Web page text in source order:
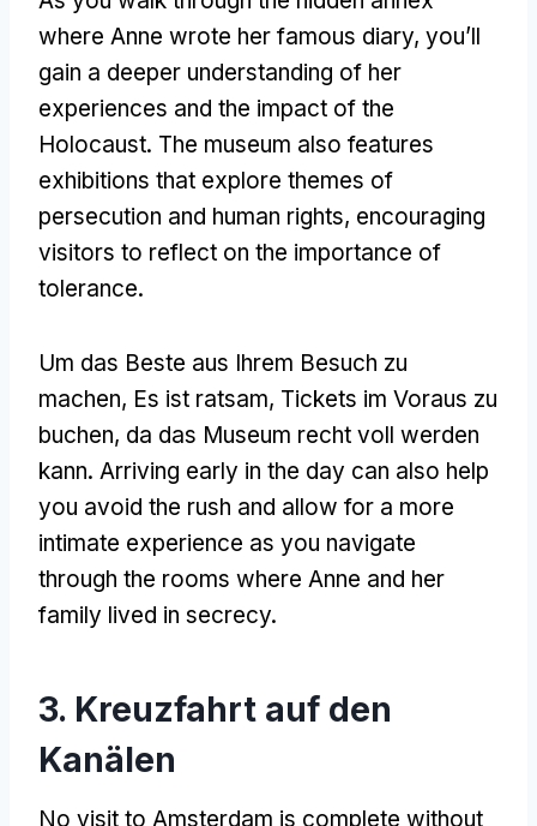
where Anne wrote her famous diary, you’ll
gain a deeper understanding of her
experiences and the impact of the
Holocaust. The museum also features
exhibitions that explore themes of
persecution and human rights, encouraging
visitors to reflect on the importance of
tolerance.
Um das Beste aus Ihrem Besuch zu
machen, Es ist ratsam, Tickets im Voraus zu
buchen, da das Museum recht voll werden
kann. Arriving early in the day can also help
you avoid the rush and allow for a more
intimate experience as you navigate
through the rooms where Anne and her
family lived in secrecy.
3. Kreuzfahrt auf den
Kanälen
No visit to Amsterdam is complete without